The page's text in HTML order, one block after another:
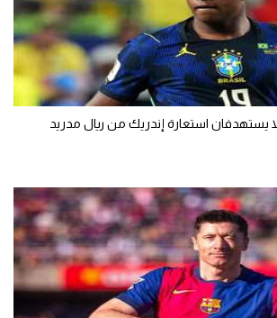
يستهدفان استعارة إندريك من ريال مدريد